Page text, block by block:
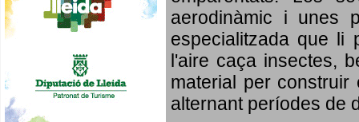
aerodinàmic i unes
especialitzada que li
l'aire caça insectes,
material per
alternant períodes de